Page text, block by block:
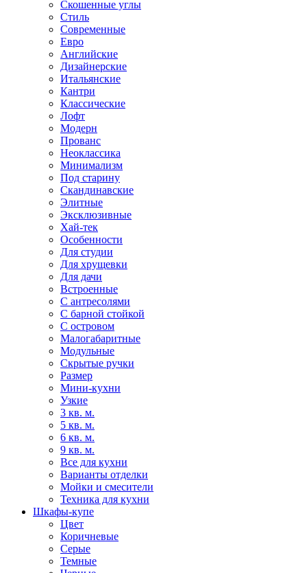
Скошенные углы
Стиль
Современные
Евро
Английские
Дизайнерские
Итальянские
Кантри
Классические
Лофт
Модерн
Прованс
Неоклассика
Минимализм
Под старину
Скандинавские
Элитные
Эксклюзивные
Хай-тек
Особенности
Для студии
Для хрущевки
Для дачи
Встроенные
С антресолями
С барной стойкой
С островом
Малогабаритные
Модульные
Скрытые ручки
Размер
Мини-кухни
Узкие
3 кв. м.
5 кв. м.
6 кв. м.
9 кв. м.
Все для кухни
Варианты отделки
Мойки и смесители
Техника для кухни
Шкафы-купе
Цвет
Коричневые
Серые
Темные